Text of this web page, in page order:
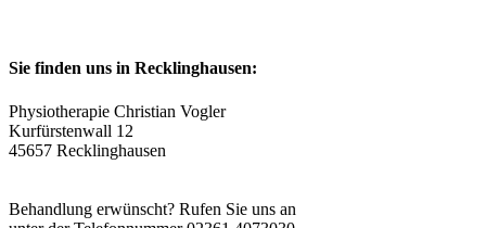
Sie finden uns in Recklinghausen:
Physiotherapie Christian Vogler
Kurfürstenwall 12
45657 Recklinghausen
Behandlung erwünscht? Rufen Sie uns an